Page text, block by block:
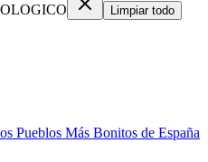
Limpiar todo
Pueblos Más Bonitos de España